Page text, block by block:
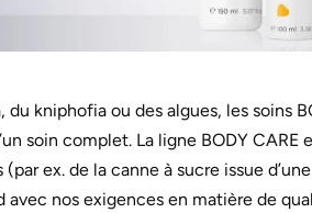
kniphofia ou des algues, les soins
soin complet. La ligne BODY
ex. de la canne à sucre issue
nos exigences en matière de